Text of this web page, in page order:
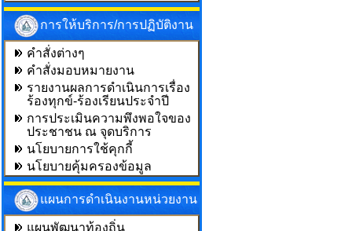
การให้บริการ/การปฏิบัติงาน
คำสั่งต่างๆ
คำสั่งมอบหมายงาน
รายงานผลการดำเนินการเรื่อง
ร้องทุกข์-ร้องเรียนประจำปี
การประเมินความพึงพอใจของ
ประชาชน ณ จุดบริการ
นโยบายการใช้คุกกี้
นโยบายคุ้มครองข้อมูล
แผนการดำเนินงานหน่วยงาน
แผนพัฒนาท้องถิ่น